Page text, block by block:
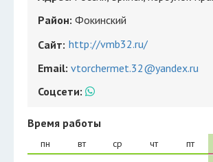
Район: Фокинский
Сайт: http://vmb32.ru/
Email: vtorchermet.32@yandex.ru
Соцсети:
Время работы
пн вт ср чт пт